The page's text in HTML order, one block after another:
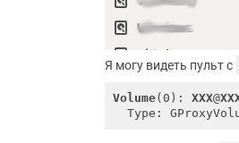
Я могу видеть пульт с
Volume(0): XXX@